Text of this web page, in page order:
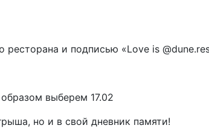
и подписью «Love is
выберем 17.02
но и в свой дневник памяти!